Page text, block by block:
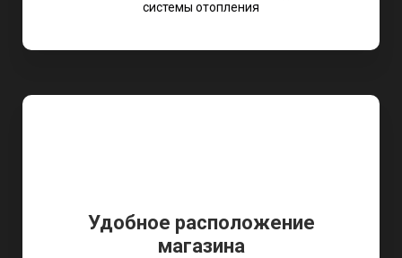
системы отопления
Удобное расположение
магазина